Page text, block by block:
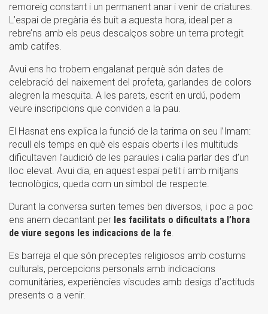
remoreig constant i un permanent anar i venir de criatures.
L’espai de pregària és buit a aquesta hora, ideal per a
rebre’ns amb els peus descalços sobre un terra protegit
amb catifes.
Avui ens ho trobem engalanat perquè són dates de
celebració del naixement del profeta, garlandes de colors
alegren la mesquita. A les parets, escrit en urdú, podem
veure inscripcions que conviden a la pau.
El Hasnat ens explica la funció de la tarima on seu l’Imam:
recull els temps en què els espais oberts i les multituds
dificultaven l’audició de les paraules i calia parlar des d’un
lloc elevat. Avui dia, en aquest espai petit i amb mitjans
tecnològics, queda com un símbol de respecte.
Durant la conversa surten temes ben diversos, i poc a poc
ens anem decantant per les facilitats o dificultats a l’hora
de viure segons les indicacions de la fe
Es barreja el que són preceptes religiosos amb costums
culturals, percepcions personals amb indicacions
comunitàries, experiències viscudes amb desigs d’actituds
presents o a venir.